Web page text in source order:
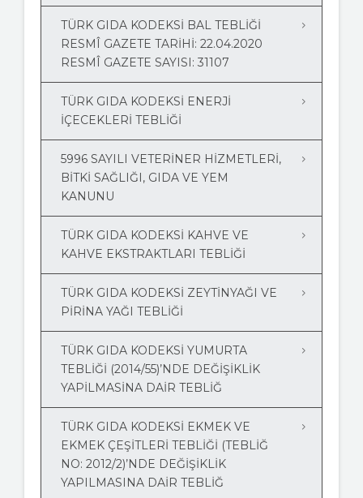
TÜRK GIDA KODEKSİ BAL TEBLİĞİ
RESMÎ GAZETE TARIHI: 22.04.2020
RESMÎ GAZETE SAYISI: 31107
TÜRK GIDA KODEKSI ENERJI
İÇECEKLERI TEBLIĞI
5996 SAYILI VETERINER HIZMETLERI,
BITKI SAĞLIĞI, GIDA VE YEM
KANUNU
TÜRK GIDA KODEKSI KAHVE VE
KAHVE EKSTRAKTLARI TEBLIĞI
TÜRK GIDA KODEKSI ZEYTINYAĞI VE
PIRINA YAĞI TEBLIĞI
TÜRK GIDA KODEKSI YUMURTA
TEBLIĞI (2014/55)’NDE DEĞIŞIKLIK
YAPILMASINA DAIR TEBLIĞ
TÜRK GIDA KODEKSİ EKMEK VE
EKMEK ÇEŞİTLERİ TEBLİĞİ (TEBLİĞ
NO: 2012/2)’NDE DEĞİŞİKLİK
YAPILMASINA DAİR TEBLİĞ